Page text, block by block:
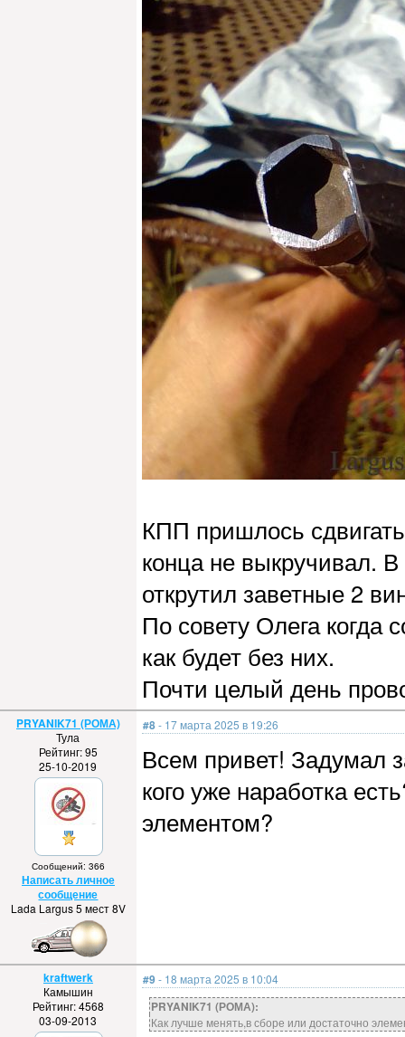
КПП пришлось
конца не выкручивал.
открутил заветные 2
По совету Олега когда
как будет без них.
Почти целый день
PRYANIK71 (РОМА)
Тула
Рейтинг: 95
25-10-2019
Сообщений: 366
Написать личное
сообщение
Lada Largus 5 мест 8V
#8- 17 марта 2025 в 19:26
Всем привет! Задумал
кого уже наработка
элементом?
kraftwerk
Камышин
Рейтинг: 4568
03-09-2013
#9- 18 марта 2025 в 10:04
PRYANIK71 (РОМА):
Как лучше менять,в сборе или достаточно